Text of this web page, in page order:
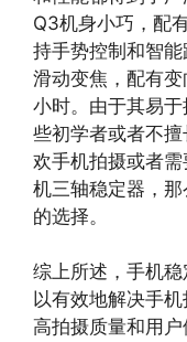
Q3机身小巧，配
持手势控制和智
滑动变焦，配有
小时。由于其易
些初学者或者不
欢手机拍摄或者
机三轴稳定器，
的选择。
综上所述，手机
以有效地解决手
高拍摄质量和用